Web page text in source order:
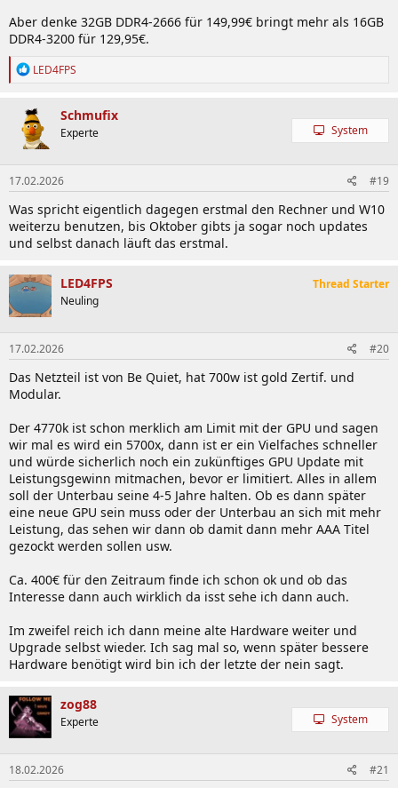
Aber denke 32GB DDR4-2666 für 149,99€ bringt mehr als 16GB
DDR4-3200 für 129,95€.
R
k
t
i
o
n
e
n
:
LED4FPS
Schmufix
Experte System
17.02.2026 #19
Was spricht eigentlich dagegen erstmal den Rechner und W10
weiterzu benutzen, bis Oktober gibts ja sogar noch updates
und selbst danach läuft das erstmal.
LED4FPS
Neuling
Thread Starter
17.02.2026 #20
Das Netzteil ist von Be Quiet, hat 700w ist gold Zertif. und
Modular.
Der 4770k ist schon merklich am Limit mit der GPU und sagen
wir mal es wird ein 5700x, dann ist er ein Vielfaches schneller
und würde sicherlich noch ein zukünftiges GPU Update mit
Leistungsgewinn mitmachen, bevor er limitiert. Alles in allem
soll der Unterbau seine 4-5 Jahre halten. Ob es dann später
eine neue GPU sein muss oder der Unterbau an sich mit mehr
Leistung, das sehen wir dann ob damit dann mehr AAA Titel
gezockt werden sollen usw.
Ca. 400€ für den Zeitraum finde ich schon ok und ob das
Interesse dann auch wirklich da isst sehe ich dann auch.
Im zweifel reich ich dann meine alte Hardware weiter und
Upgrade selbst wieder. Ich sag mal so, wenn später bessere
Hardware benötigt wird bin ich der letzte der nein sagt.
zog88
Experte System
18.02.2026 #21